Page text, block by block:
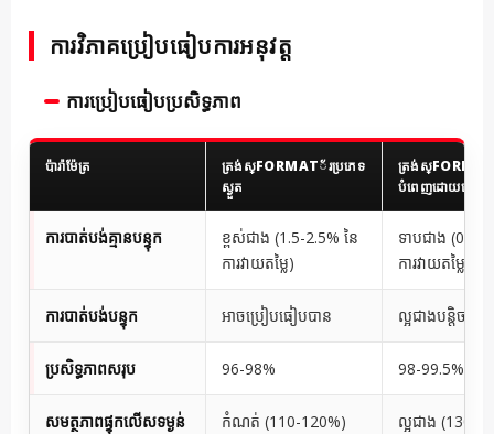
ការវិភាគប្រៀបធៀបការអនុវត្ត
ការប្រៀបធៀបប្រសិទ្ធភាព
ប៉ារ៉ាម៉ែត្រ
ត្រង់ស្FORMAT័រប្រភេទ
ស្ងួត
ត្រង់ស្
បំពេញដោយប្រេង
ការបាត់បង់គ្មានបន្ទុក
ខ្ពស់ជាង (1.5-2.5% នៃ
ការវាយតម្លៃ)
ទាបជាង (0.5-
ការវាយតម្លៃ)
ការបាត់បង់បន្ទុក អាចប្រៀបធៀបបាន ល្អជាងបន្តិច
ប្រសិទ្ធភាពសរុប 96-98% 98-99.5%
សមត្ថភាពផ្ទុកលើសទម្ងន់ កំណត់ (110-120%) ល្អជាង (130-